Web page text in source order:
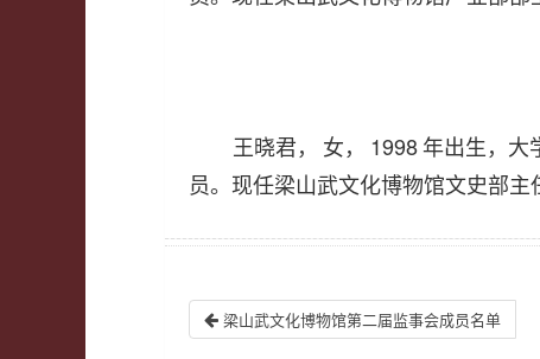
王晓君， 女， 1998年出生，大
员。现任梁山武文化博物馆文史部主
梁山武文化博物馆第二届监事会成员名单